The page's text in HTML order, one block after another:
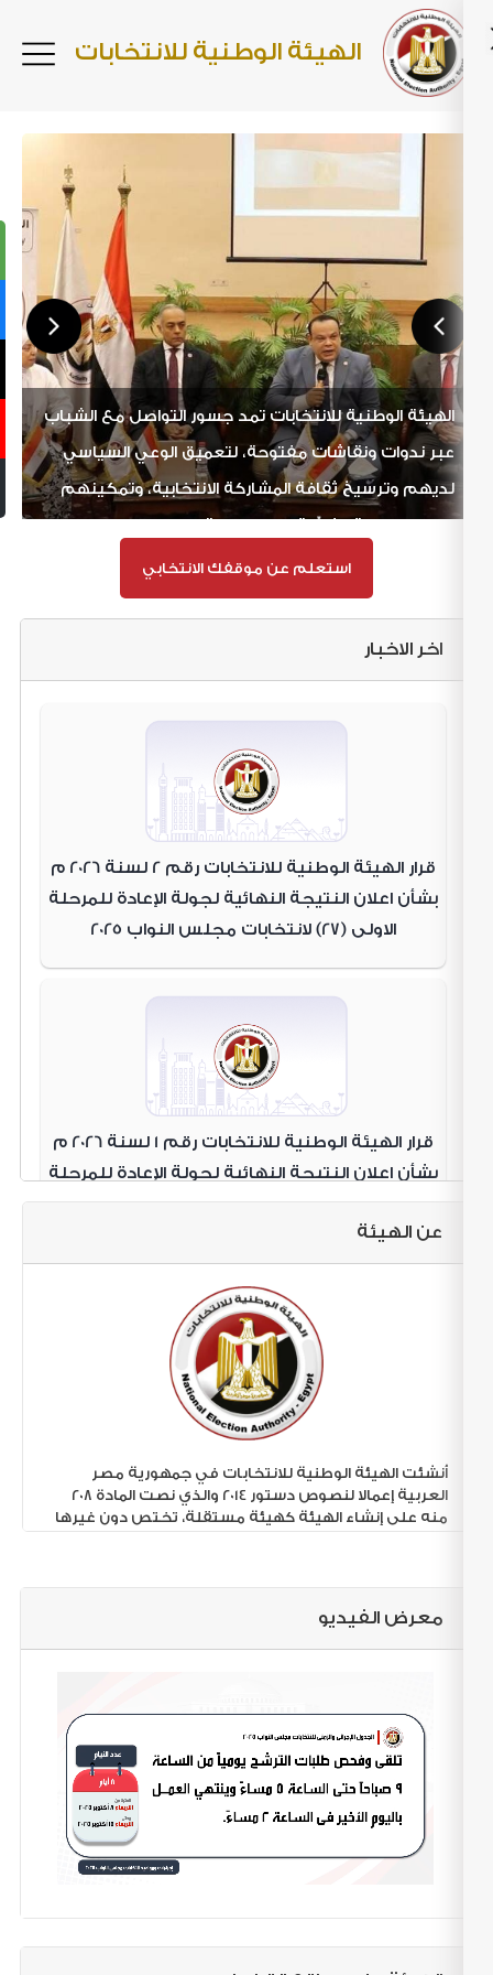
الهيئة الوطنية للانتخابات
الهيئة الوطنية للانتخابات تمد جسور التواصل مع الشباب
عبر ندوات ونقاشات مفتوحة، لتعميق الوعي السياسي
لديهم وترسيخ ثقافة المشاركة الانتخابية، وتمكينهم
عبر
استعلم عن موقفك الانتخابي
اخر الاخبار
قرار الهيئة الوطنية للانتخابات رقم 2 لسنة 2026 م
بشأن اعلان النتيجة النهائية لجولة الإعادة للمرحلة
الاولى (27) لانتخابات مجلس النواب 2025
قرار الهيئة الوطنية للانتخابات رقم 1 لسنة 2026 م
بشأن اعلان النتيجة النهائية لجولة الإعادة للمرحلة
الاولى (19) لانتخابات مجلس النواب 2025
قرار الهيئة الوطنية للانتخابات رقم 80 لسنة 2025
مشاهدة الكل
عن الهيئة
أنشئت الهيئة الوطنية للانتخابات في جمهورية مصر
العربية إعمالا لنصوص دستور 2014 والذي نصت المادة 208
منه على إنشاء الهيئة كهيئة مستقلة، تختص دون غيرها
تقسيم الدوائر، وتحديد ضوابط الدعاية والتمويل، والإنفاق
الانتخابي، والإعلان عنه، والرقابة عليها، وتيسير إجراءات
تصويت المصريين المقيمين في الخارج، وغير ذلك من
الإجراءات حتى إعلان النتيجة. وذلك كله على النحو الذي
الهيئة من عشرة أعضاء من القضاء والجهات والهيئات
القضائية في مصر، وأن يتم اختيارهم بموجب ندبهم من
هذه الجهات والهيئات القضائية (دون تدخل من السلطة
التنفيذية)، وأن يترأس هذه الهيئة أقدم أعضائها من
محكمة النقض.
كما أوجبت أن يكون للهيئة جهاز تنفيذي دائم يحدد
القانون تشكيله، ونظام العمل به، وحقوق وواجبات أعضائه
أعضاء تابعون للهيئة تحت إشراف مجلس إدارتها، ولها أن
تستعين بأعضاء من الهيئات القضائية.
معرض الفيديو